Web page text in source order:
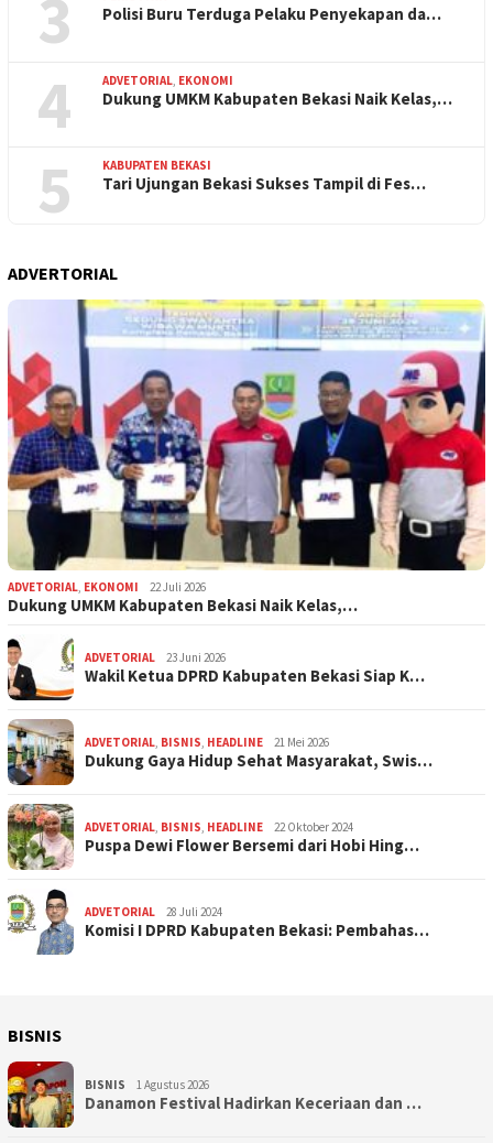
3 Polisi Buru Terduga Pelaku Penyekapan da…
4 ADVETORIAL EKONOMI
Dukung UMKM Kabupaten Bekasi Naik Kelas,…
5 KABUPATEN BEKASI
Tari Ujungan Bekasi Sukses Tampil di Fes…
ADVERTORIAL
ADVETORIAL EKONOMI 22 Juli 2026
Dukung UMKM Kabupaten Bekasi Naik Kelas,…
ADVETORIAL 23 Juni 2026
Wakil Ketua DPRD Kabupaten Bekasi Siap K…
ADVETORIAL BISNIS HEADLINE 21 Mei 2026
Dukung Gaya Hidup Sehat Masyarakat, Swis…
ADVETORIAL BISNIS HEADLINE 22 Oktober 2024
Puspa Dewi Flower Bersemi dari Hobi Hing…
ADVETORIAL 28 Juli 2024
Komisi I DPRD Kabupaten Bekasi: Pembahas…
BISNIS
BISNIS 1 Agustus 2026
Danamon Festival Hadirkan Keceriaan dan …